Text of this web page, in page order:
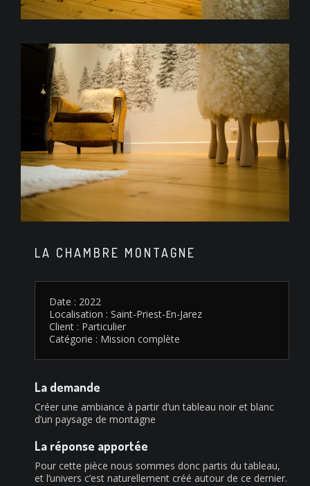
LA CHAMBRE MONTAGNE
Date : 2022
Localisation : Saint-Priest-En-Jarez
Client : Particulier
Catégorie : Mission complète
La demande
Créer une ambiance à partir d’un tableau noir et blanc
d’un paysage de montagne
La réponse apportée
Pour cette pièce nous sommes donc partis du tableau,
et l’univers c’est naturellement créé autour de ce dernier.